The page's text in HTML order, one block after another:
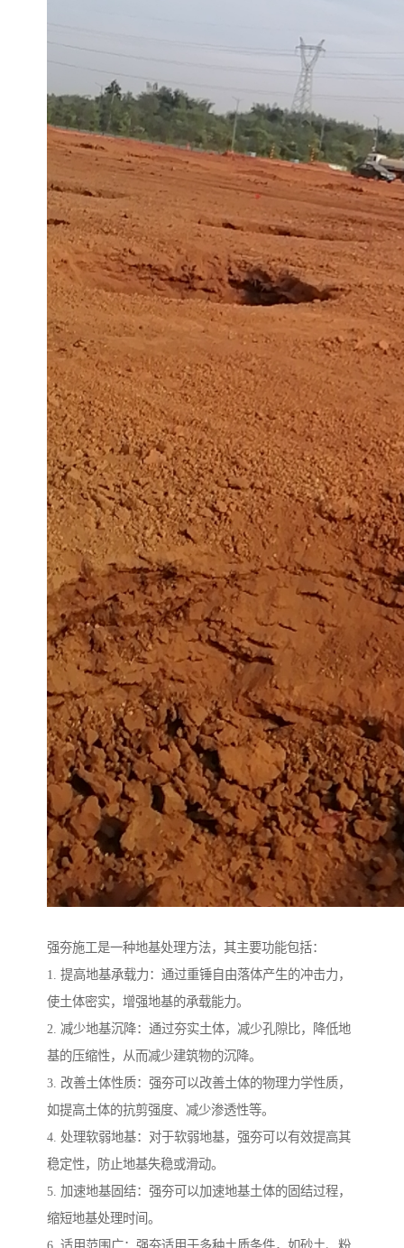
强夯施工是一种地基处理方法，其主要功能包括：
1. 提高地基承载力：通过重锤自由落体产生的冲击力，
使土体密实，增强地基的承载能力。
2. 减少地基沉降：通过夯实土体，减少孔隙比，降低地
基的压缩性，从而减少建筑物的沉降。
3. 改善土体性质：强夯可以改善土体的物理力学性质，
如提高土体的抗剪强度、减少渗透性等。
4. 处理软弱地基：对于软弱地基，强夯可以有效提高其
稳定性，防止地基失稳或滑动。
5. 加速地基固结：强夯可以加速地基土体的固结过程，
缩短地基处理时间。